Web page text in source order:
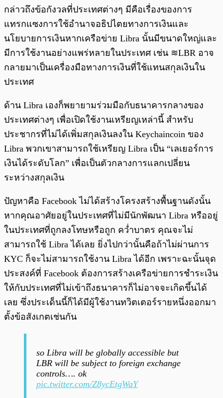
กล่าวถึงข้อกังวลที่ประเทศต่างๆ มีคือเรื่องของการ
แทรกแซงการใช้อำนาจอธิปไตยทางการเงินและ
นโยบายการเงินหากเครือข่าย Libra นั้นมีขนาดใหญ่และ
มีการใช้งานอย่างแพร่หลายในประเทศ เช่น ≋LBR อาจ
กลายมาเป็นเครื่องมือทางการเงินที่ใช้แทนสกุลเงินใน
ประเทศ
ด้าน Libra เองก็พยายามร่วมมือกับธนาคารกลางของ
ประเทศต่างๆ เพื่อเปิดใช้งานเหรียญเหล่านี้ สำหรับ
ประชากรที่ไม่ได้เพิ่มสกุลเงินลงใน Keychaincoin ของ
Libra พวกเขาสามารถใช้เหรียญ Libra เป็น “เลเยอร์การ
เงินได้ระดับโลก” เพื่อเป็นตัวกลางการแลกเปลี่ยน
ระหว่างสกุลเงิน
ปัญหาคือ Facebook ไม่ได้สร้างโครงสร้างพื้นฐานดังนั้น
หากคุณอาศัยอยู่ในประเทศที่ไม่มีนักพัฒนา Libra หรืออยู่
ในประเทศที่ถูกลงโทษหรือถูก คว่ำบาตร คุณจะไม่
สามารถใช้ Libra ได้เลย ยิ่งไปกว่านั้นคือถ้าไม่ผ่านการ
KYC ก็จะไม่สามารถใช้งาน Libra ได้อีก เพราะฉะนั้นจุด
ประสงค์ที่ Facebook ต้องการสร้างเครือข่ายการชำระเงิน
ให้กับประเทศที่ไม่เข้าถึงธนาคารก็ไม่อาจจะเกิดขึ้นได้
เลย ซึ่งประเด็นนี้ก็ได้มีผู้ใช้งานทวิตเตอร์รายหนึ่งออกมา
ตั้งข้อสังเกตเช่นกัน
so Libra will be globally accessible but
LBR will be subject to foreign exchange
controls…. ok
pic.twitter.com/Z8ycEtgWaY